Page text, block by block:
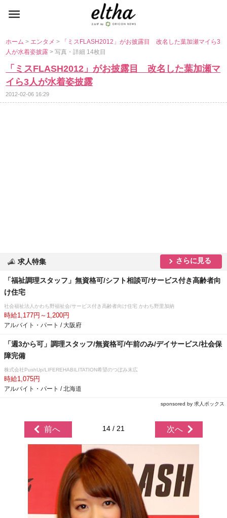
ホーム> エンタメ>
「ミスFLASH2012」がお披露目 改名した葉加瀬マイら3
人が水着姿披露> 写真・詳細 14枚目
「ミスFLASH2012」がお披露目 改名した葉加瀬マ
イら3人が水着姿披露
2012-02-06 16:29
求人特集 さらに見る
「福祉調理スタッフ」無資格可/シフト相談可/サービス付き高齢者向
け住宅
社会福祉法人かわち野福祉会/サービス付き高齢者向け住宅 かわち野里加納
時給1,177円～1,200円
アルバイト・パート / 大阪府
「週3から可」調理スタッフ/無資格可/午前のみ/デイサービス/社会保
障完備
株式会社PushUp/LIFEREHABILITATION希望のつぼみ末広
時給1,075円
アルバイト・パート / 北海道
sponsored by 求人ボックス
前へ 14 / 21 次へ